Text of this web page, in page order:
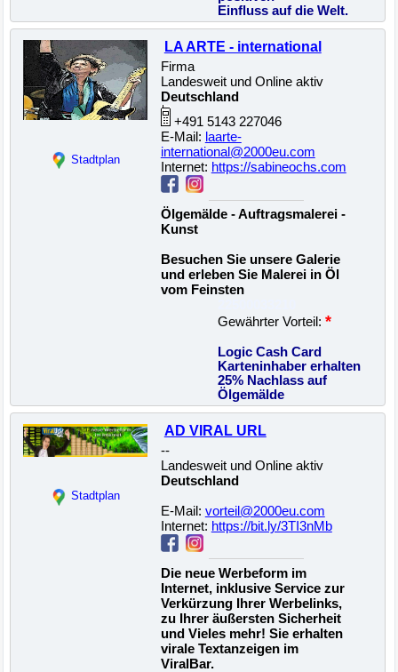
Einfluss auf die Welt.
Stadtplan
LA ARTE - international
Firma
Landesweit und Online aktiv
Deutschland
+491 5143 227046
E-Mail: laarte-
international@2000eu.com
Internet: https://sabineochs.com
Ölgemälde - Auftragsmalerei -
Kunst
Besuchen Sie unsere Galerie
und erleben Sie Malerei in Öl
vom Feinsten
Gewährter Vorteil: *
Logic Cash Card
Karteninhaber erhalten
25% Nachlass auf
Ölgemälde
Stadtplan
AD VIRAL URL
--
Landesweit und Online aktiv
Deutschland
E-Mail: vorteil@2000eu.com
Internet: https://bit.ly/3TI3nMb
Die neue Werbeform im
Internet, inklusive Service zur
Verkürzung Ihrer Werbelinks,
zu Ihrer äußersten Sicherheit
und Vieles mehr! Sie erhalten
virale Textanzeigen im
ViralBar.